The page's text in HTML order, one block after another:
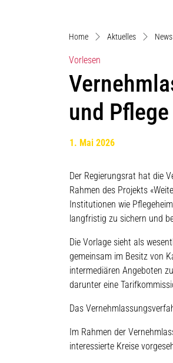
Home Aktuelles News
Vorlesen
und
1. Mai 2026
Der Regierungsrat hat die
Rahmen des Projekts
Institutionen wie
langfristig zu sichern und
Die Vorlage sieht als
gemeinsam im Besitz von
intermediären Angeboten
darunter eine
Das
Im Rahmen der
interessierte Kreise